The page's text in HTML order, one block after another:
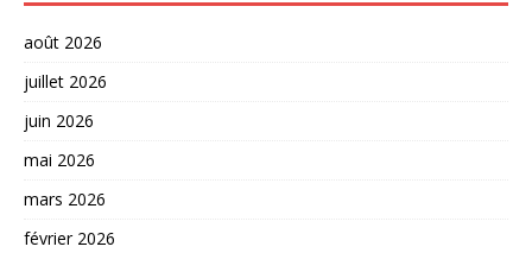
août 2026
juillet 2026
juin 2026
mai 2026
mars 2026
février 2026